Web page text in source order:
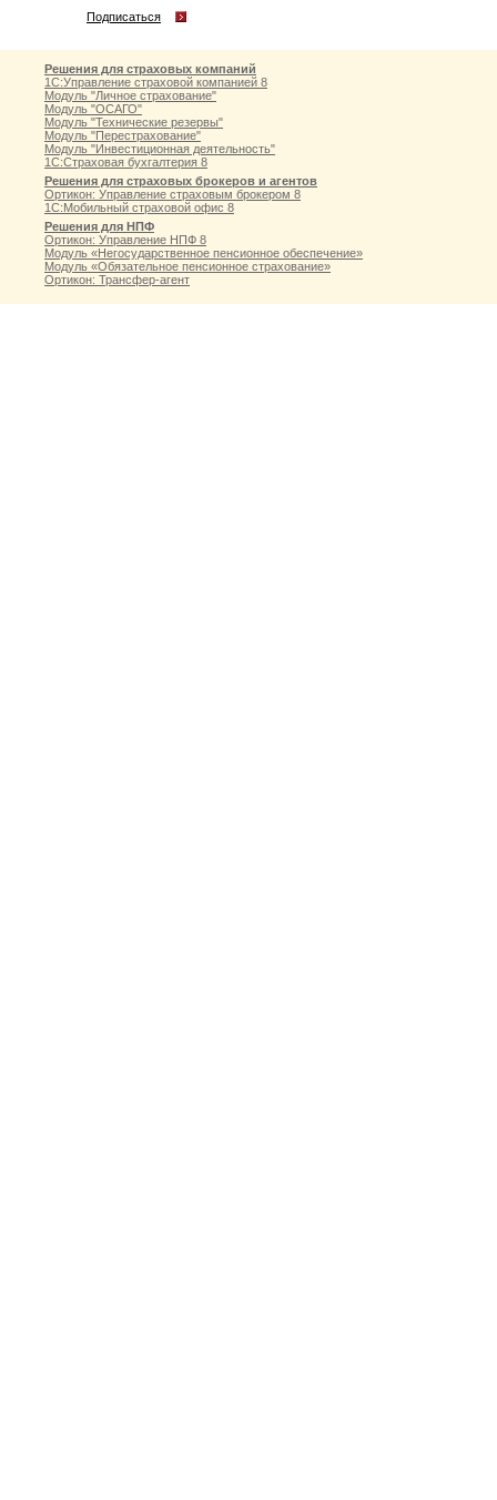
Подписаться
Решения для страховых компаний
1С:Управление страховой компанией 8
Модуль "Личное страхование"
Модуль "ОСАГО"
Модуль "Технические резервы"
Модуль "Перестрахование"
Модуль "Инвестиционная деятельность"
1С:Страховая бухгалтерия 8
Решения для страховых брокеров и агентов
Ортикон: Управление страховым брокером 8
1С:Мобильный страховой офис 8
Решения для НПФ
Ортикон: Управление НПФ 8
Модуль «Негосударственное пенсионное обеспечение»
Модуль «Обязательное пенсионное страхование»
Ортикон: Трансфер-агент